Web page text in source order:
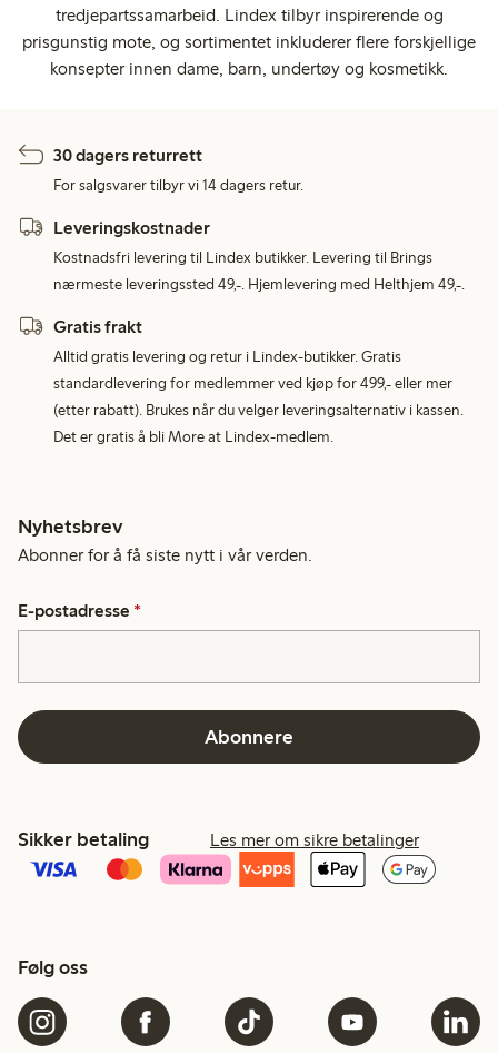
tredjepartssamarbeid. Lindex tilbyr inspirerende og
prisgunstig mote, og sortimentet inkluderer flere forskjellige
konsepter innen dame, barn, undertøy og kosmetikk.
30 dagers returrett
For salgsvarer tilbyr vi 14 dagers retur.
Leveringskostnader
Kostnadsfri levering til Lindex butikker. Levering til Brings
nærmeste leveringssted 49,-. Hjemlevering med Helthjem 49,-.
Gratis frakt
Alltid gratis levering og retur i Lindex-butikker. Gratis
standardlevering for medlemmer ved kjøp for 499,- eller mer
(etter rabatt). Brukes når du velger leveringsalternativ i kassen.
Det er gratis å bli More at Lindex-medlem.
Nyhetsbrev
Abonner for å få siste nytt i vår verden.
E-postadresse *
Abonnere
Sikker betaling Les mer om sikre betalinger
Følg oss